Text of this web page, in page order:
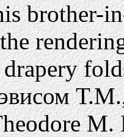
brother-
M.